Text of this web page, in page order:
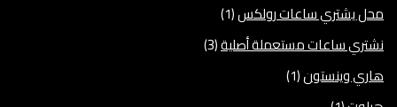
محل يشتري ساعات رولكس(1)
نشتري ساعات مستعملة أصلية(3)
هاري وينستون(1)